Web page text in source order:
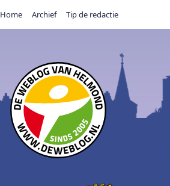
Home Archief Tip de redactie